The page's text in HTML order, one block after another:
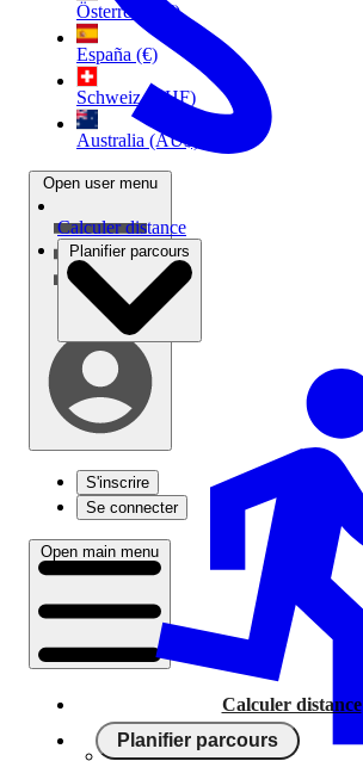
Österreich (€)
España (€)
Schweiz (CHF)
Australia (AU$)
Open user menu
S'inscrire
Se connecter
Open main menu
Calculer distance
Planifier parcours
Calculer distance
Planifier parcours